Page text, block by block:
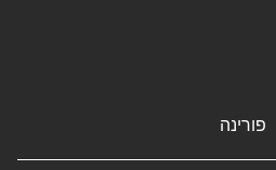
פורינה